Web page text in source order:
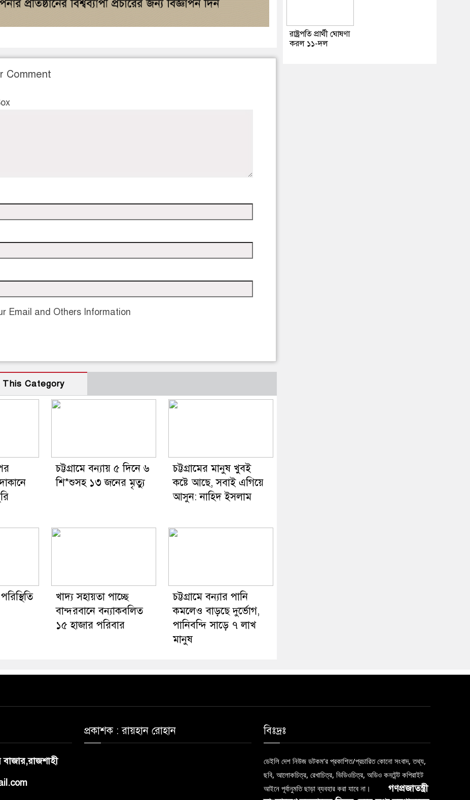
Comment
Email and Others Information
This Category
চট্টগ্রামে বন্যায় ৫ দিনে ৬
শি*শুসহ ১৩ জনের মৃত্যু
চট্টগ্রামের মানুষ খুবই
কষ্টে আছে, সবাই এগিয়ে
আসুন: নাহিদ ইসলাম
খাদ্য সহায়তা পাচ্ছে
বান্দরবানে বন্যাকবলিত
১৫ হাজার পরিবার
চট্টগ্রামে বন্যার পানি
কমলেও বাড়ছে দুর্ভোগ,
পানিবন্দি সাড়ে ৭ লাখ
মানুষ
রাষ্ট্রপতি প্রার্থী ঘোষণা
করল ১১-দল
প্রকাশক : রায়হান রোহান বিঃদ্রঃ
ডেইলি দেশ নিউজ ডটকম’র প্রকাশিত/প্রচারিত কোনো সংবাদ, তথ্য,
ছবি, আলোকচিত্র, রেখাচিত্র, ভিডিওচিত্র, অডিও কনটেন্ট কপিরাইট
আইনে পূর্বানুমতি ছাড়া ব্যবহার করা যাবে না।
গণপ্রজাতন্ত্রী